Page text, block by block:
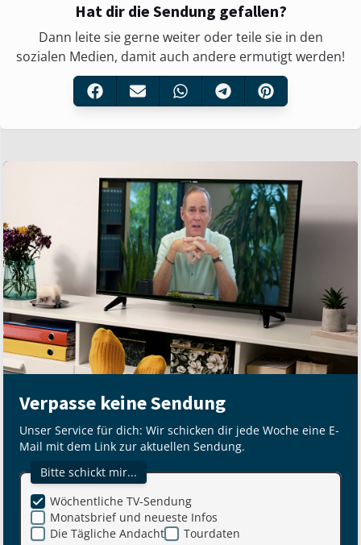
Hat dir die Sendung gefallen?
Dann leite sie gerne weiter oder teile sie in den
sozialen Medien, damit auch andere ermutigt werden!
Verpasse keine Sendung
Unser Service für dich: Wir schicken dir jede Woche eine E-
Mail mit dem Link zur aktuellen Sendung.
Bitte schickt mir...
Monatsbrief und neueste Infos
Die Tägliche Andacht
Wöchentliche TV-Sendung
Tourdaten